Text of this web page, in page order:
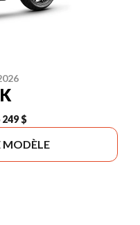
249 $
MODÈLE